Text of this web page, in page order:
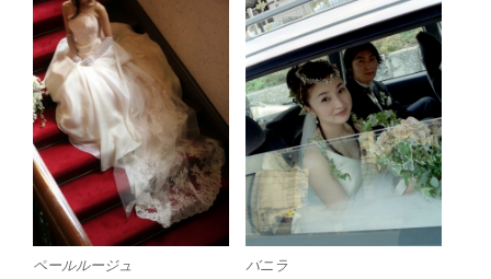
ペールルージュ バニラ